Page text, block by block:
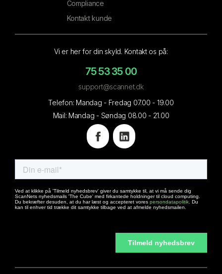
Compliance
Kontakt kunde
Vi er her for din skyld. Kontakt os på:
75 53 35 00
support@scannet.dk
Telefon: Mandag - Fredag 07.00 - 19.00
Mail: Mandag - Søndag 08.00 - 21.00